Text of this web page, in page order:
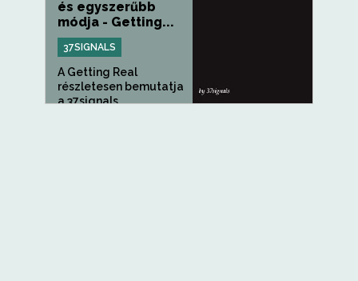
és egyszerűbb
módja - Getting...
37SIGNALS
A Getting Real
részletesen bemutatja
a 37signals...